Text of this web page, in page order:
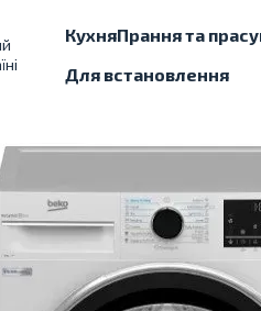
КухняПрання та
Для встановлення